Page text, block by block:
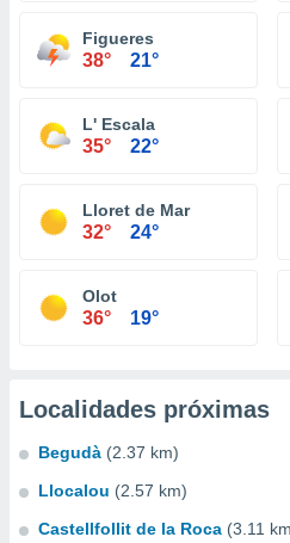
Figueres
38° 21°
L' Escala
35° 22°
Lloret de Mar
32° 24°
Olot
36° 19°
Localidades próximas
Begudà (2.37 km)
Llocalou (2.57 km)
Castellfollit de la Roca (3.11